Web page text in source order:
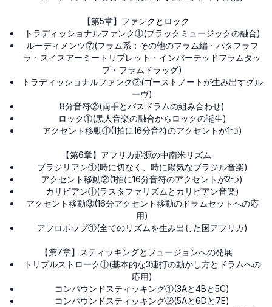
【第5章】ファンクとロック
トラディッショナルファンク①(ブラックミュージックの融合)
ルーディメンツ⑦(フラム系：その他のフラム編・パタフラフ
ラ・スイスアーミートリプレット・インバーテッドフラムタッ
プ・フラムドラッグ)
トラディッショナルファンク②(ゴーストノートが生み出すグル
ーヴ)
8分音符②(両手とバスドラムの組み合わせ)
ロック①(黒人音楽の融合からロックの誕生)
アクセント移動①(1拍に16分音符のアクセントが1つ)
【第6章】アフリカ起源の中南米リズム
ブラジリアン①(時に切なく、時に陽気なブラジル音楽)
アクセント移動②(1拍に16分音符のアクセントが2つ)
カリビアン①(ラスタファリズムとカリビアン音楽)
アクセント移動③(16分アクセント移動のドラムセットへの応
用)
アフロポップ①(全てのリズムを生み出した国アフリカ)
【第7章】スティッキングとフュージョンへの発展
トリプルストローク①(基本的な3連打の動かし方とドラムへの
応用)
コンパウンドスティッキング①(3Aと4Bと5C)
コンパウンドスティッキング②(5Aと6Dと7E)